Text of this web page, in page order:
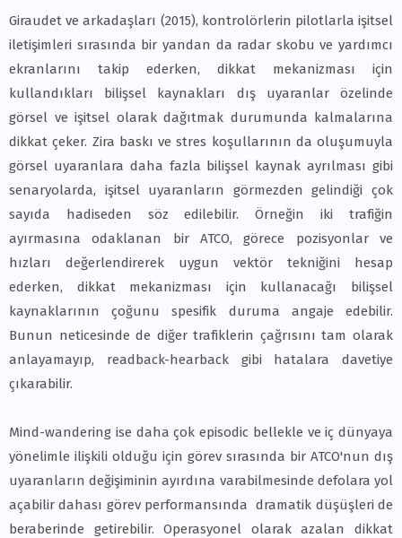
Giraudet ve arkadaşları (2015), kontrolörlerin pilotlarla işitsel
iletişimleri sırasında bir yandan da radar skobu ve yardımcı
ekranlarını takip ederken, dikkat mekanizması için
kullandıkları bilişsel kaynakları dış uyaranlar özelinde
görsel ve işitsel olarak dağıtmak durumunda kalmalarına
dikkat çeker. Zira baskı ve stres koşullarının da oluşumuyla
görsel uyaranlara daha fazla bilişsel kaynak ayrılması gibi
senaryolarda, işitsel uyaranların görmezden gelindiği çok
sayıda hadiseden söz edilebilir. Örneğin iki trafiğin
ayırmasına odaklanan bir ATCO, görece pozisyonlar ve
hızları değerlendirerek uygun vektör tekniğini hesap
ederken, dikkat mekanizması için kullanacağı bilişsel
kaynaklarının çoğunu spesifik duruma angaje edebilir.
Bunun neticesinde de diğer trafiklerin çağrısını tam olarak
anlayamayıp, readback-hearback gibi hatalara davetiye
çıkarabilir.
Mind-wandering ise daha çok episodic bellekle ve iç dünyaya
yönelimle ilişkili olduğu için görev sırasında bir ATCO'nun dış
uyaranların değişiminin ayırdına varabilmesinde defolara yol
açabilir dahası görev performansında dramatik düşüşleri de
beraberinde getirebilir. Operasyonel olarak azalan dikkat